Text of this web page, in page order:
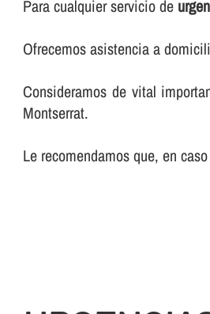
Para cualquier servicio de
Ofrecemos asistencia a
Consideramos de vital
Montserrat.
Le recomendamos que, en